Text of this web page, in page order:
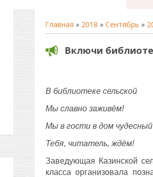
Главная » 2018 » Сентябрь »
Включи
В библиотеке сельской
Мы славно заживём!
Мы в гости в дом чудесный
Тебя, читатель, ждём!
Заведующая Казинской
класса организовала